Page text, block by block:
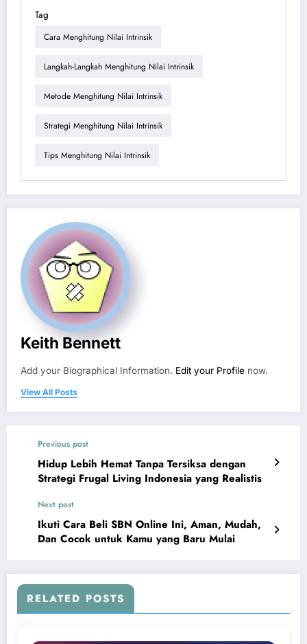
Tag
Cara Menghitung Nilai Intrinsik
Langkah-Langkah Menghitung Nilai Intrinsik
Metode Menghitung Nilai Intrinsik
Strategi Menghitung Nilai Intrinsik
Tips Menghitung Nilai Intrinsik
Keith Bennett
Add your Biographical Information. Edit your Profile now.
View All Posts
Previous post
Hidup Lebih Hemat Tanpa Tersiksa dengan
Strategi Frugal Living Indonesia yang Realistis
Next post
Ikuti Cara Beli SBN Online Ini, Aman, Mudah,
Dan Cocok untuk Kamu yang Baru Mulai
RELATED POSTS